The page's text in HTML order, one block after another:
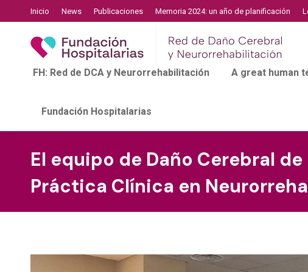
Inicio News Publicaciones Memoria 2024: un año de planificación
FH: Red de DCA y Neurorrehabilitación A great human
Fundación Hospitalarias
El equipo de Daño Cerebral
Práctica Clínica en